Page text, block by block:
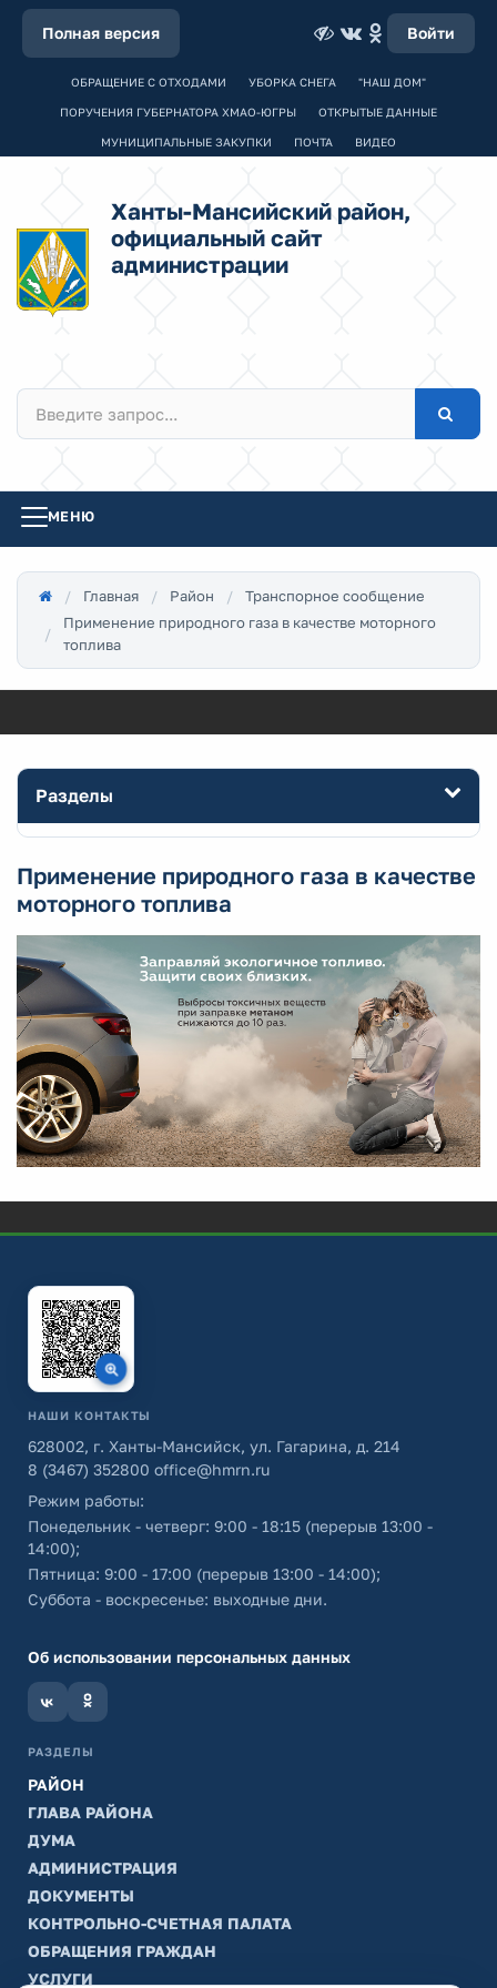
Полная версия Войти
ОБРАЩЕНИЕ С ОТХОДАМИ УБОРКА СНЕГА "НАШ ДОМ"
ПОРУЧЕНИЯ ГУБЕРНАТОРА ХМАО-ЮГРЫ ОТКРЫТЫЕ ДАННЫЕ
МУНИЦИПАЛЬНЫЕ ЗАКУПКИ ПОЧТА ВИДЕО
Ханты-Мансийский район,
официальный сайт
администрации
МЕНЮ
Главная Район
Транспорное сообщение
Применение природного газа в качестве моторного
топлива
Разделы
Применение природного газа в качестве
моторного топлива
НАШИ КОНТАКТЫ
628002, г. Ханты-Мансийск, ул. Гагарина, д. 214
8 (3467) 352800 office@hmrn.ru
Режим работы:
Понедельник - четверг: 9:00 - 18:15 (перерыв 13:00 -
14:00);
Пятница: 9:00 - 17:00 (перерыв 13:00 - 14:00);
Суббота - воскресенье: выходные дни.
Об использовании персональных данных
РАЗДЕЛЫ
РАЙОН
ГЛАВА РАЙОНА
ДУМА
АДМИНИСТРАЦИЯ
ДОКУМЕНТЫ
КОНТРОЛЬНО-СЧЕТНАЯ ПАЛАТА
ОБРАЩЕНИЯ ГРАЖДАН
УСЛУГИ